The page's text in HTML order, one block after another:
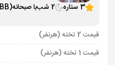
3 ستاره
2 شب با صبحانه(BB)
قیمت 2 تخته (هرنفر)
قیمت 1 تخته (هرنفر)